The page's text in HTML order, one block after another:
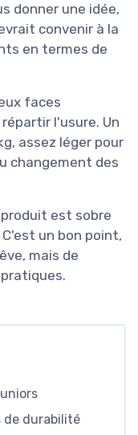
donner une idée,
convenir à la
en termes de
faces
l'usure. Un
assez léger pour
changement des
est sobre
un bon point,
mais de
de durabilité